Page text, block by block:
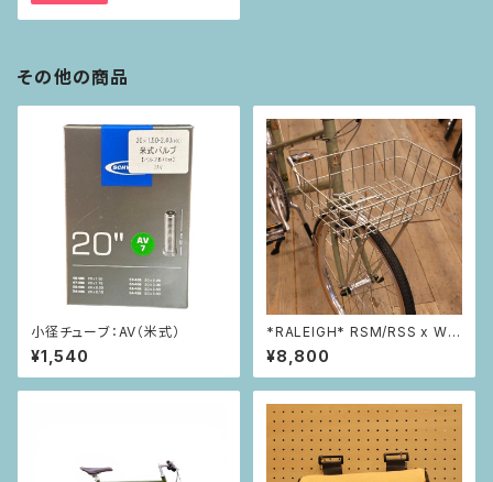
その他の商品
小径チューブ：AV（米式）
¥1,540
*RALEIGH* RSM/RSS x Wir
e Basket Custom Kit
¥8,800